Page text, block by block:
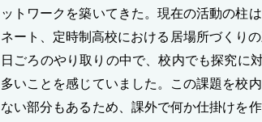
ットワークを築いてきた。現在の活動の柱
ネート、定時制高校における居場所づくり
日ごろのやり取りの中で、校内でも探究に
多いことを感じていました。この課題を校
ない部分もあるため、課外で何か仕掛けを